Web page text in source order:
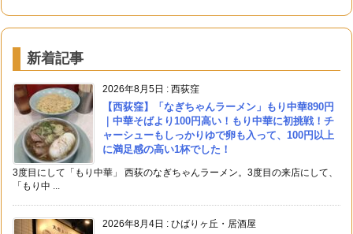
新着記事
2026年8月5日 : 西荻窪
【西荻窪】「なぎちゃんラーメン」もり中華890円
｜中華そばより100円高い！もり中華に初挑戦！チ
ャーシューもしっかりゆで卵も入って、100円以上
に満足感の高い1杯でした！
3度目にして「もり中華」 西荻のなぎちゃんラーメン。3度目の来店にして、
「もり中 ...
2026年8月4日 : ひばりヶ丘・居酒屋